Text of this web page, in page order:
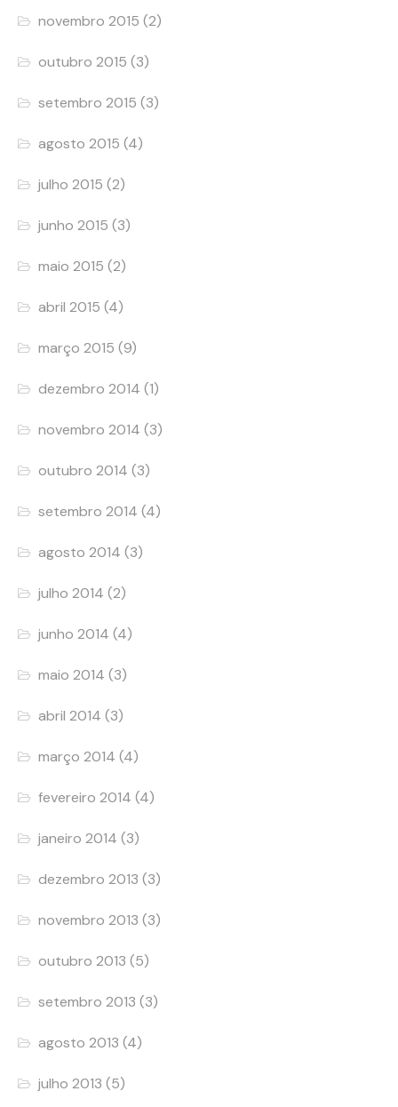
novembro 2015 (2)
outubro 2015 (3)
setembro 2015 (3)
agosto 2015 (4)
julho 2015 (2)
junho 2015 (3)
maio 2015 (2)
abril 2015 (4)
março 2015 (9)
dezembro 2014 (1)
novembro 2014 (3)
outubro 2014 (3)
setembro 2014 (4)
agosto 2014 (3)
julho 2014 (2)
junho 2014 (4)
maio 2014 (3)
abril 2014 (3)
março 2014 (4)
fevereiro 2014 (4)
janeiro 2014 (3)
dezembro 2013 (3)
novembro 2013 (3)
outubro 2013 (5)
setembro 2013 (3)
agosto 2013 (4)
julho 2013 (5)